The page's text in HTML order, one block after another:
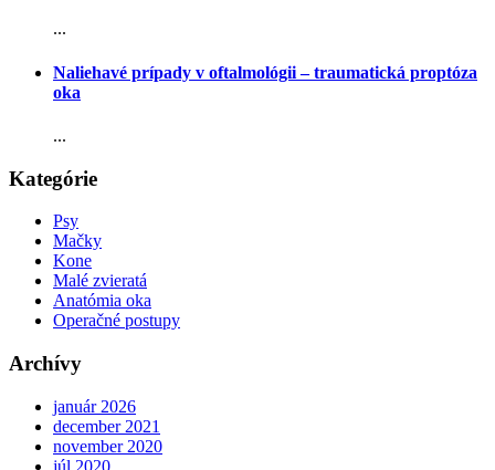
...
Naliehavé prípady v oftalmológii – traumatická proptóza
oka
...
Kategórie
Psy
Mačky
Kone
Malé zvieratá
Anatómia oka
Operačné postupy
Archívy
január 2026
december 2021
november 2020
júl 2020